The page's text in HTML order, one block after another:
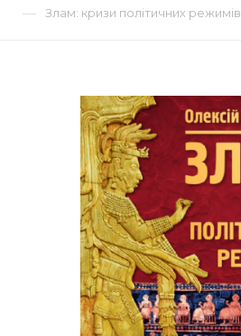
— Злам: кризи політичних режимів